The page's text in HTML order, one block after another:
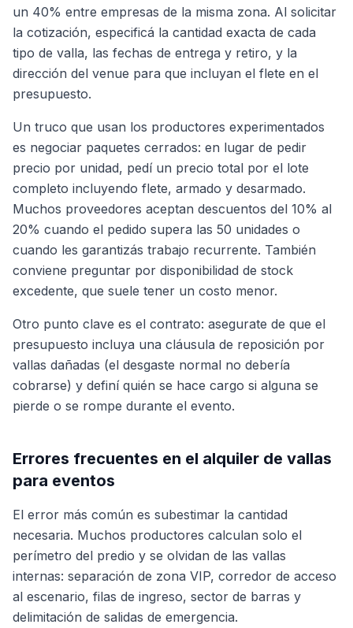
un 40% entre empresas de la misma zona. Al solicitar
la cotización, especificá la cantidad exacta de cada
tipo de valla, las fechas de entrega y retiro, y la
dirección del venue para que incluyan el flete en el
presupuesto.
Un truco que usan los productores experimentados
es negociar paquetes cerrados: en lugar de pedir
precio por unidad, pedí un precio total por el lote
completo incluyendo flete, armado y desarmado.
Muchos proveedores aceptan descuentos del 10% al
20% cuando el pedido supera las 50 unidades o
cuando les garantizás trabajo recurrente. También
conviene preguntar por disponibilidad de stock
excedente, que suele tener un costo menor.
Otro punto clave es el contrato: asegurate de que el
presupuesto incluya una cláusula de reposición por
vallas dañadas (el desgaste normal no debería
cobrarse) y definí quién se hace cargo si alguna se
pierde o se rompe durante el evento.
Errores frecuentes en el alquiler de vallas
para eventos
El error más común es subestimar la cantidad
necesaria. Muchos productores calculan solo el
perímetro del predio y se olvidan de las vallas
internas: separación de zona VIP, corredor de acceso
al escenario, filas de ingreso, sector de barras y
delimitación de salidas de emergencia.